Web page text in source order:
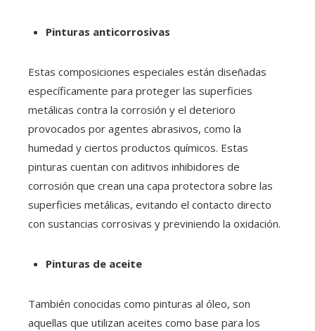
Pinturas anticorrosivas
Estas composiciones especiales están diseñadas
específicamente para proteger las superficies
metálicas contra la corrosión y el deterioro
provocados por agentes abrasivos, como la
humedad y ciertos productos químicos. Estas
pinturas cuentan con aditivos inhibidores de
corrosión que crean una capa protectora sobre las
superficies metálicas, evitando el contacto directo
con sustancias corrosivas y previniendo la oxidación.
Pinturas de aceite
También conocidas como pinturas al óleo, son
aquellas que utilizan aceites como base para los